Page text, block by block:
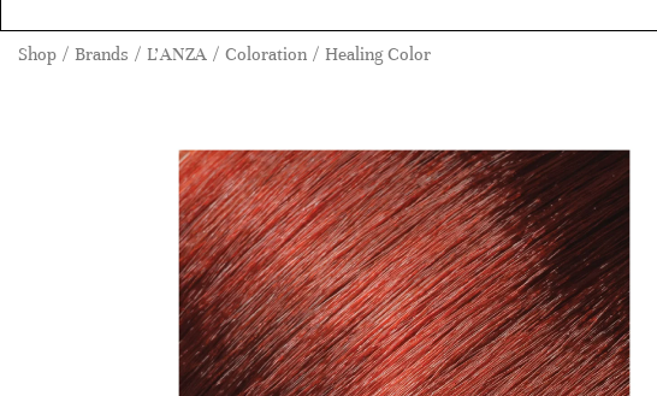
Shop Brands L'ANZA Coloration Healing Color